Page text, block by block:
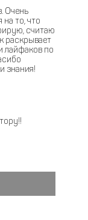
Очень
то, что
считаю
раскрывает
лайфаков по
знания!